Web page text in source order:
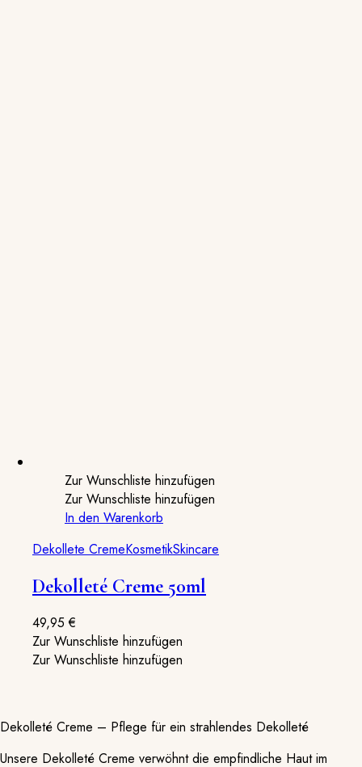
Zur Wunschliste hinzufügen
Zur Wunschliste hinzufügen
In den Warenkorb
Dekollete CremeKosmetikSkincare
Dekolleté Creme 50ml
49,95€
Zur Wunschliste hinzufügen
Zur Wunschliste hinzufügen
Dekolleté Creme – Pflege für ein strahlendes Dekolleté
Unsere Dekolleté Creme verwöhnt die empfindliche Haut im